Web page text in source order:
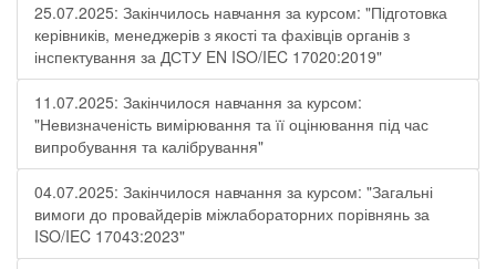
25.07.2025: Закінчилось навчання за курсом: "Підготовка
керівників, менеджерів з якості та фахівців органів з
інспектування за ДСТУ EN ISO/IEC 17020:2019"
11.07.2025: Закінчилося навчання за курсом:
"Невизначеність вимірювання та її оцінювання під час
випробування та калібрування"
04.07.2025: Закінчилося навчання за курсом: "Загальні
вимоги до провайдерів міжлабораторних порівнянь за
ISO/IEC 17043:2023"